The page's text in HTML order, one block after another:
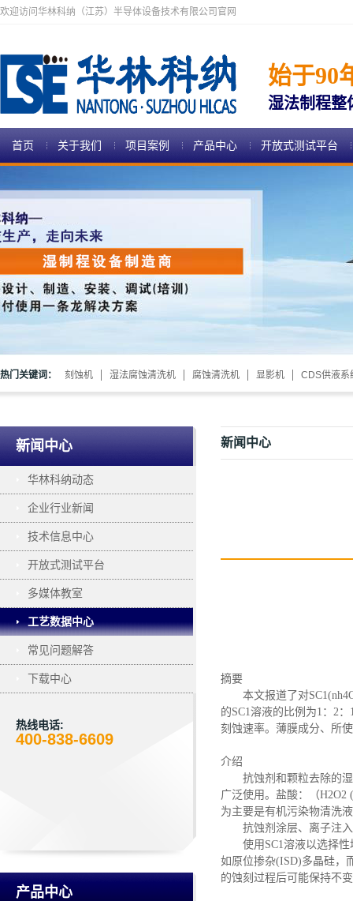
欢迎访问华林科纳（江苏）半导体设备技术有限公司官网
始于90
湿法制程整
首页 关于我们 项目案例 产品中心 开放式测试平台
热门关键词： 刻蚀机 湿法腐蚀清洗机 腐蚀清洗机 显影机 CDS供液系
新闻中心
华林科纳动态
企业行业新闻
技术信息中心
开放式测试平台
多媒体教室
工艺数据中心
常见问题解答
下载中心
热线电话:
400-838-6609
产品中心
新闻中心
摘要
本文报道了对
的SC1溶液的比例为1：2
刻蚀速率。薄膜成分、所
介绍
抗蚀剂和颗粒去除的
广泛使用。盐酸：（H2O2
为主要是有机污染物清洗
抗蚀剂涂层、离子注
使用 SC1溶液以选择
如原位掺杂(ISD)多晶硅，
的蚀刻过程后可能保持不